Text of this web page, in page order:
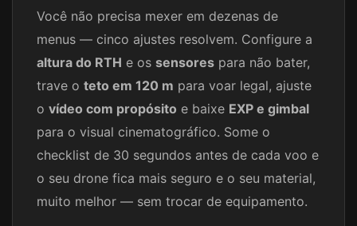
Você não precisa mexer em dezenas de
menus — cinco ajustes resolvem. Configure a
altura do RTH e os sensores para não bater,
trave o teto em 120 m para voar legal, ajuste
o vídeo com propósito e baixe EXP e gimbal
para o visual cinematográfico. Some o
checklist de 30 segundos antes de cada voo e
o seu drone fica mais seguro e o seu material,
muito melhor — sem trocar de equipamento.